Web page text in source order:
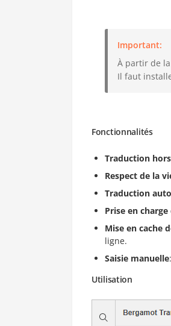
Important:
À partir de
Il faut
Fonctionnalités
Traduction
Respect de la
Traduction
Prise en
Mise en cache
ligne.
Saisie manuelle
Utilisation